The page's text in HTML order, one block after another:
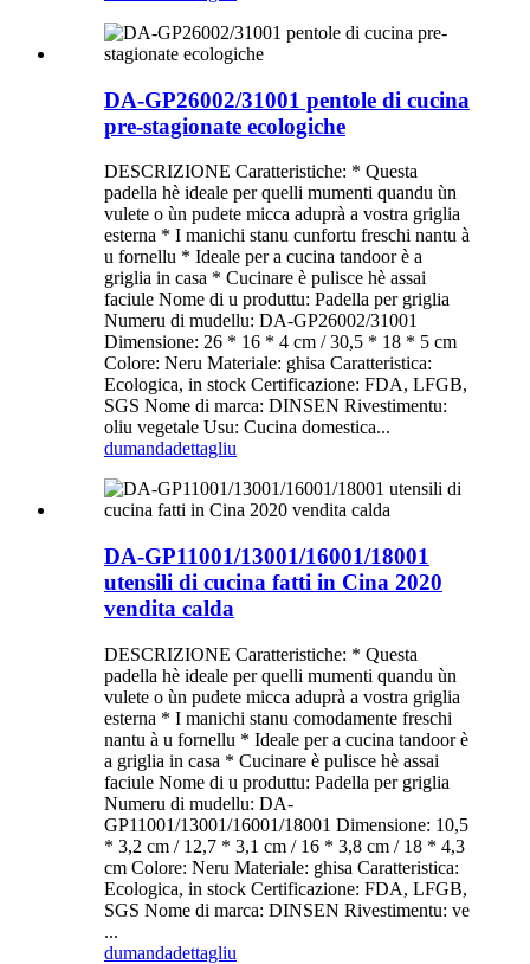
DA-GP26002/31001 pentole di cucina
pre-stagionate ecologiche
DESCRIZIONE Caratteristiche: * Questa
padella hè ideale per quelli mumenti quandu ùn
vulete o ùn pudete micca aduprà a vostra griglia
esterna * I manichi stanu cunfortu freschi nantu à
u fornellu * Ideale per a cucina tandoor è a
griglia in casa * Cucinare è pulisce hè assai
faciule Nome di u produttu: Padella per griglia
Numeru di mudellu: DA-GP26002/31001
Dimensione: 26 * 16 * 4 cm / 30,5 * 18 * 5 cm
Colore: Neru Materiale: ghisa Caratteristica:
Ecologica, in stock Certificazione: FDA, LFGB,
SGS Nome di marca: DINSEN Rivestimentu:
oliu vegetale Usu: Cucina domestica...
dumandadettagliu
DA-GP11001/13001/16001/18001
utensili di cucina fatti in Cina 2020
vendita calda
DESCRIZIONE Caratteristiche: * Questa
padella hè ideale per quelli mumenti quandu ùn
vulete o ùn pudete micca aduprà a vostra griglia
esterna * I manichi stanu comodamente freschi
nantu à u fornellu * Ideale per a cucina tandoor è
a griglia in casa * Cucinare è pulisce hè assai
faciule Nome di u produttu: Padella per griglia
Numeru di mudellu: DA-
GP11001/13001/16001/18001 Dimensione: 10,5
* 3,2 cm / 12,7 * 3,1 cm / 16 * 3,8 cm / 18 * 4,3
cm Colore: Neru Materiale: ghisa Caratteristica:
Ecologica, in stock Certificazione: FDA, LFGB,
SGS Nome di marca: DINSEN Rivestimentu: ve
...
dumandadettagliu